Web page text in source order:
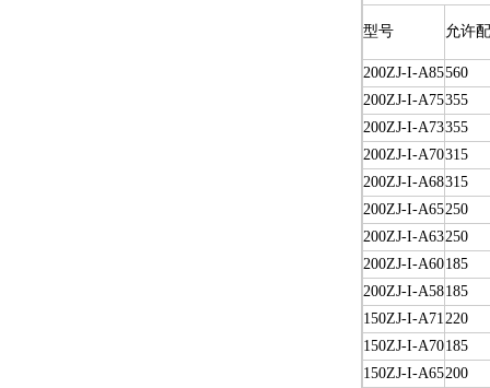
型号 允许
200ZJ-I-A85560
200ZJ-I-A75355
200ZJ-I-A73355
200ZJ-I-A70315
200ZJ-I-A68315
200ZJ-I-A65250
200ZJ-I-A63250
200ZJ-I-A60185
200ZJ-I-A58185
150ZJ-I-A71220
150ZJ-I-A70185
150ZJ-I-A65200